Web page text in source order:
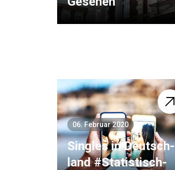
06. Februar 2020
Singles in Deutsch­
land #Statistisch­